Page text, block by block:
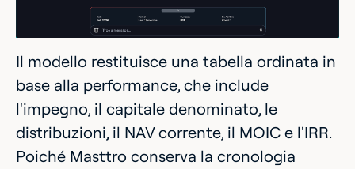
Il modello restituisce una tabella ordinata in
base alla performance, che include
l'impegno, il capitale denominato, le
distribuzioni, il NAV corrente, il MOIC e l'IRR.
Poiché Masttro conserva la cronologia